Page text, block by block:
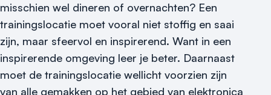
Locatiegids
Meld locatie aan
Nieuws
misschien wel dineren of overnachten? Een
trainingslocatie moet vooral niet stoffig en saai
zijn, maar sfeervol en inspirerend. Want in een
inspirerende omgeving leer je beter. Daarnaast
moet de trainingslocatie wellicht voorzien zijn
van alle gemakken op het gebied van elektronica